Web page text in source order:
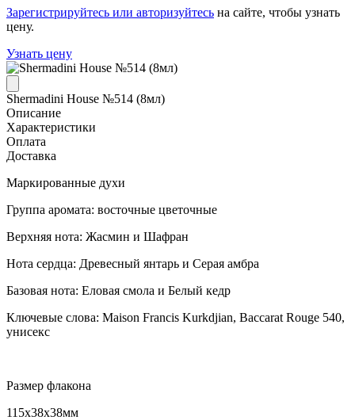
Зарегистрируйтесь или авторизуйтесь на сайте, чтобы узнать
цену.
Узнать цену
Shermadini House №514 (8мл)
Описание
Характеристики
Оплата
Доставка
Маркированные духи
Группа аромата: восточные цветочные
Верхняя нота: Жасмин и Шафран
Нота сердца: Древесный янтарь и Серая амбра
Базовая нота: Еловая смола и Белый кедр
Ключевые слова: Maison Francis Kurkdjian, Baccarat Rouge 540,
унисекс
Размер флакона
115x38x38мм